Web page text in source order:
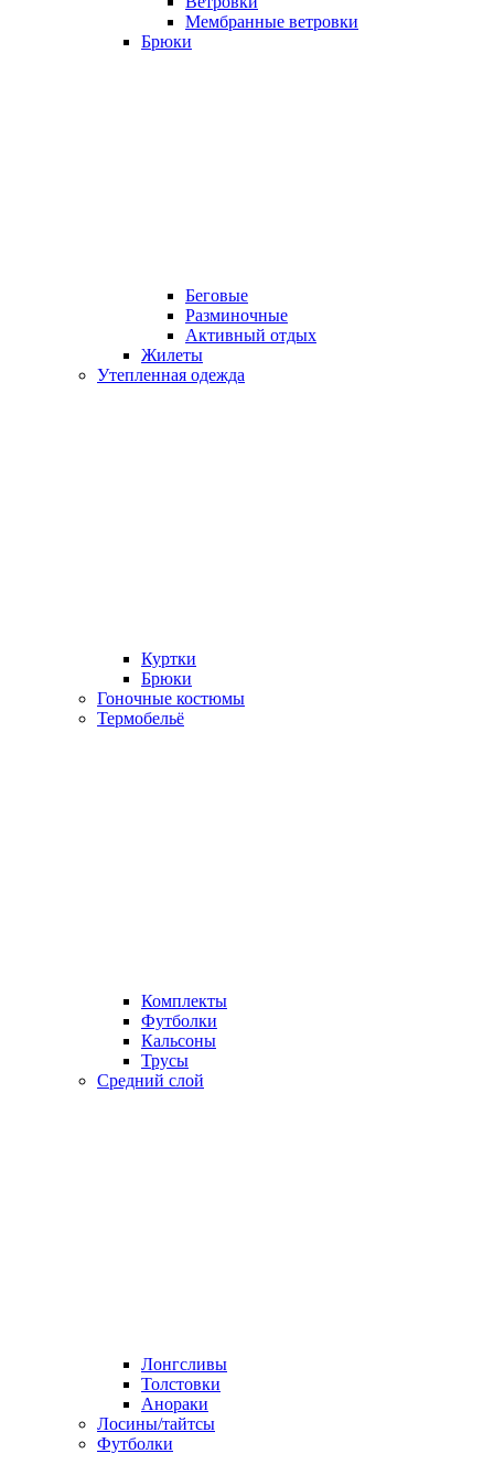
Мембранные ветровки
Брюки
Беговые
Разминочные
Активный отдых
Жилеты
Утепленная одежда
Куртки
Брюки
Гоночные костюмы
Термобельё
Комплекты
Футболки
Кальсоны
Трусы
Средний слой
Лонгсливы
Толстовки
Анораки
Лосины/тайтсы
Футболки